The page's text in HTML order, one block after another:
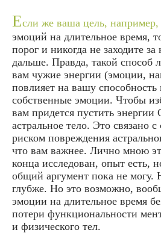
Если же ваша цель, например,
эмоций на длительное время,
порог и никогда не заходите
дальше. Правда, такой способ
вам чужие энергии (эмоции,
повлияет на вашу способность
собственные эмоции. Чтобы
вам придется пустить энергии
астральное тело. Это связано
риском повреждения
что вам важнее. Лично мною
конца исследован, опыт есть,
общий аргумент пока не могу.
глубже. Но это возможно,
эмоции на длительное время
потери функциональности
и физического тел.